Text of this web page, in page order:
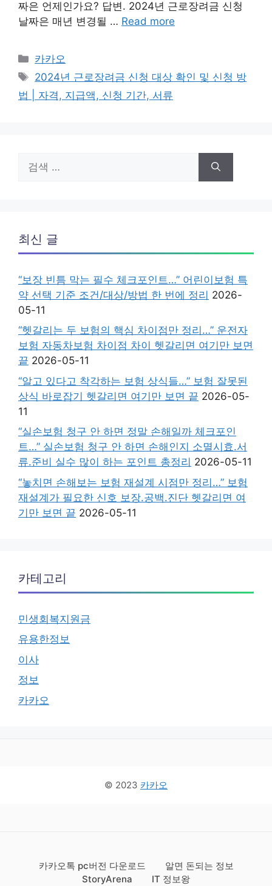
짜은 언제인가요? 답변. 2024년 근로장려금 신청
날짜은 매년 변경될 … Read more
카
테
리
카카오
태
그
2024년 근로장려금 신청 대상 확인 및 신청 방
법 | 자격, 지급액, 신청 기간, 서류
색:
최신 글
“보장 빈틈 막는 필수 체크포인트…” 어린이보험 특
약 선택 기준 조건/대상/방법 한 번에 정리 2026-
05-11
“헷갈리는 두 보험의 핵심 차이점만 정리…” 운전자
보험 자동차보험 차이점 차이 헷갈리면 여기만 보면
끝 2026-05-11
“알고 있다고 착각하는 보험 상식들…” 보험 잘못된
상식 바로잡기 헷갈리면 여기만 보면 끝 2026-05-
11
“실손보험 청구 안 하면 정말 손해일까 체크포인
트…” 실손보험 청구 안 하면 손해인지 소멸시효.서
류.준비 실수 많이 하는 포인트 총정리 2026-05-11
“놓치면 손해보는 보험 재설계 시점만 정리…” 보험
재설계가 필요한 신호 보장.공백.진단 헷갈리면 여
기만 보면 끝 2026-05-11
카테고리
민생회복지원금
유용한정보
이사
정보
카카오
© 2023 카카오
카카오톡 pc버전 다운로드
알면 돈되는 정보
StoryArena
IT 정보왕